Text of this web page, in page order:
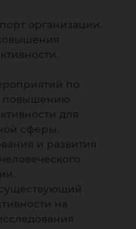
организации.
по
повышению
для
сферы.
и развития
на